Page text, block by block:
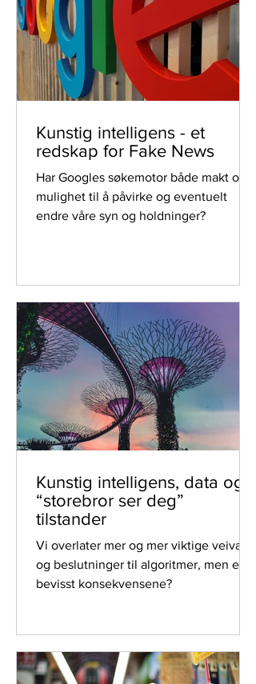
Kunstig intelligens - et
redskap for Fake News
Har Googles søkemotor både makt og
mulighet til å påvirke og eventuelt
endre våre syn og holdninger?
Kunstig intelligens, data og
“storebror ser deg”
tilstander
Vi overlater mer og mer viktige veivalg
og beslutninger til algoritmer, men er vi
bevisst konsekvensene?